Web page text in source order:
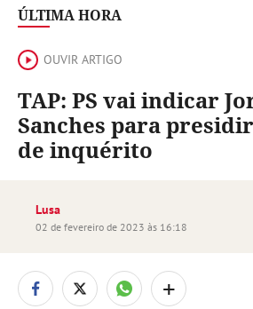
ÚLTIMA HORA
OUVIR ARTIGO
TAP: PS vai indicar
Sanches para
de inquérito
Lusa
02 de fevereiro de 2023 às 16:18
+